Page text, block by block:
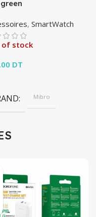
, SmartWatch
of stock
DT
Mibro